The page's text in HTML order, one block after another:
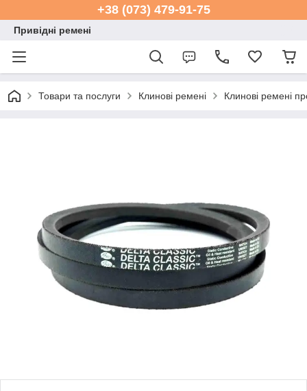
+38 (073) 479-91-75
Привідні ремені
Товари та послуги Клинові ремені Клинові ремені